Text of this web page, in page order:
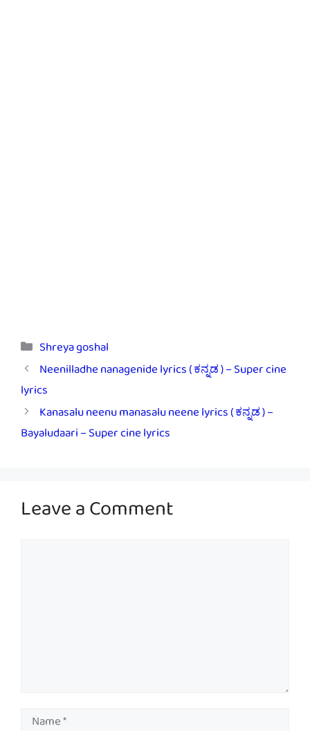
Categories
Shreya goshal
Neenilladhe nanagenide lyrics ( ಕನ್ನಡ ) – Super cine
lyrics
Kanasalu neenu manasalu neene lyrics ( ಕನ್ನಡ ) –
Bayaludaari – Super cine lyrics
Leave a Comment
Name